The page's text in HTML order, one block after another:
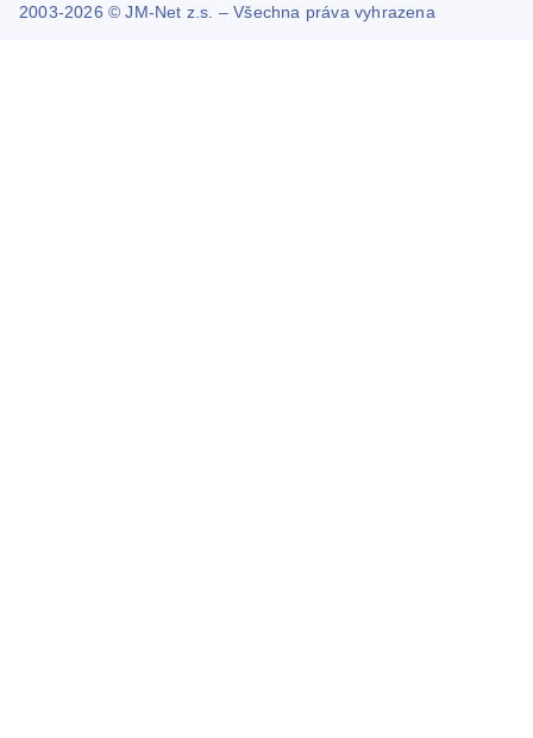
2003-2026 © JM-Net z.s. – Všechna práva vyhrazena